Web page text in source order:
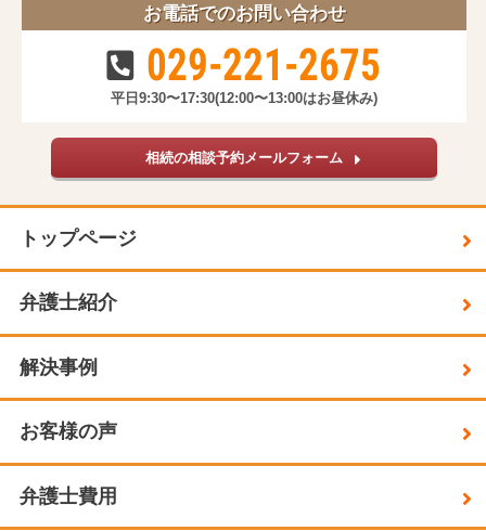
お電話でのお問い合わせ
029-221-2675
平日9:30〜17:30(12:00〜13:00はお昼休み)
相続の相談予約メールフォーム
トップページ
弁護士紹介
解決事例
お客様の声
弁護士費用